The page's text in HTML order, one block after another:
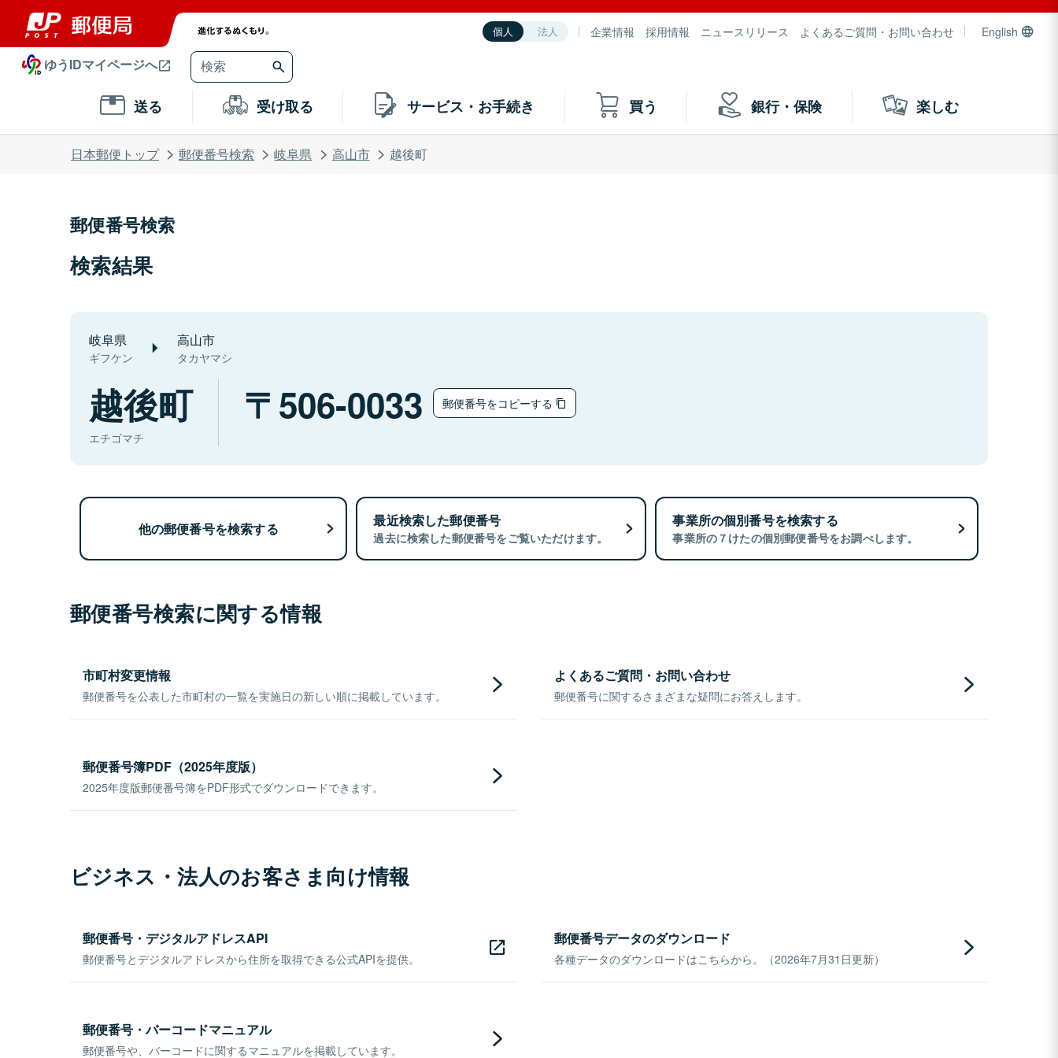
個人 法人 企業情報 採用情報 ニュースリリース よくあるご質問・お問い合わせ English
ゆうIDマイページへ
送る 受け取る サービス・お手続き 買う 銀行・保険 楽しむ
日本郵便トップ 郵便番号検索 岐阜県 高山市 越後町
郵便番号検索
検索結果
岐阜県
ギフケン
高山市
タカヤマシ
越後町
エチゴマチ
506-0033 郵便番号をコピーする
他の郵便番号を検索する 最近検索した郵便番号
過去に検索した郵便番号をご覧いただけます。
事業所の個別番号を検索する
事業所の７けたの個別郵便番号をお調べします。
郵便番号検索に関する情報
市町村変更情報
郵便番号を公表した市町村の一覧を実施日の新しい順に掲載しています。
よくあるご質問・お問い合わせ
郵便番号に関するさまざまな疑問にお答えします。
郵便番号簿PDF（2025年度版）
2025年度版郵便番号簿をPDF形式でダウンロードできます。
ビジネス・法人のお客さま向け情報
郵便番号・デジタルアドレスAPI
郵便番号とデジタルアドレスから住所を取得できる公式APIを提供。
郵便番号データのダウンロード
各種データのダウンロードはこちらから。（2026年7月31日更新）
郵便番号・バーコードマニュアル
郵便番号や、バーコードに関するマニュアルを掲載しています。